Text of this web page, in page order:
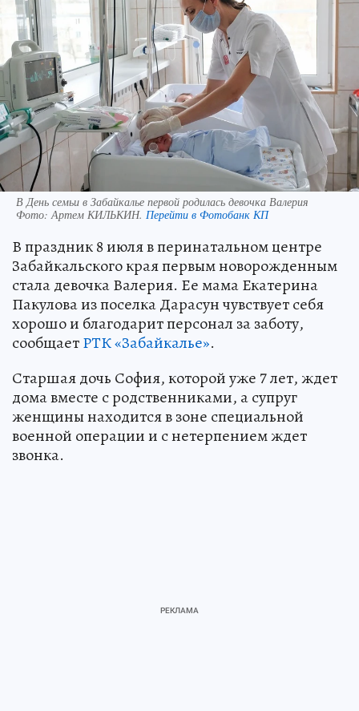
В День семьи в Забайкалье первой родилась девочка Валерия
Фото: Артем КИЛЬКИН. Перейти в Фотобанк КП
В праздник 8 июля в перинатальном центре
Забайкальского края первым новорожденным
стала девочка Валерия. Ее мама Екатерина
Пакулова из поселка Дарасун чувствует себя
хорошо и благодарит персонал за заботу,
сообщаетРТК «Забайкалье».
Старшая дочь София, которой уже 7 лет, ждет
дома вместе с родственниками, а супруг
женщины находится в зоне специальной
военной операции и с нетерпением ждет
звонка.